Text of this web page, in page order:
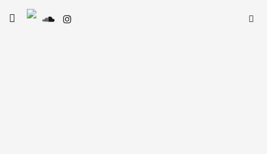
Skip
toggle